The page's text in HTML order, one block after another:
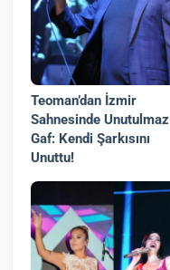
Teoman’dan İzmir
Sahnesinde Unutulmaz
Gaf: Kendi Şarkısını
Unuttu!